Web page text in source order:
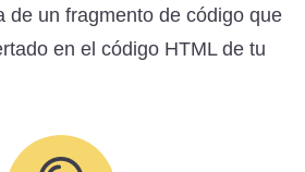
de un fragmento de código que
en el código HTML de tu